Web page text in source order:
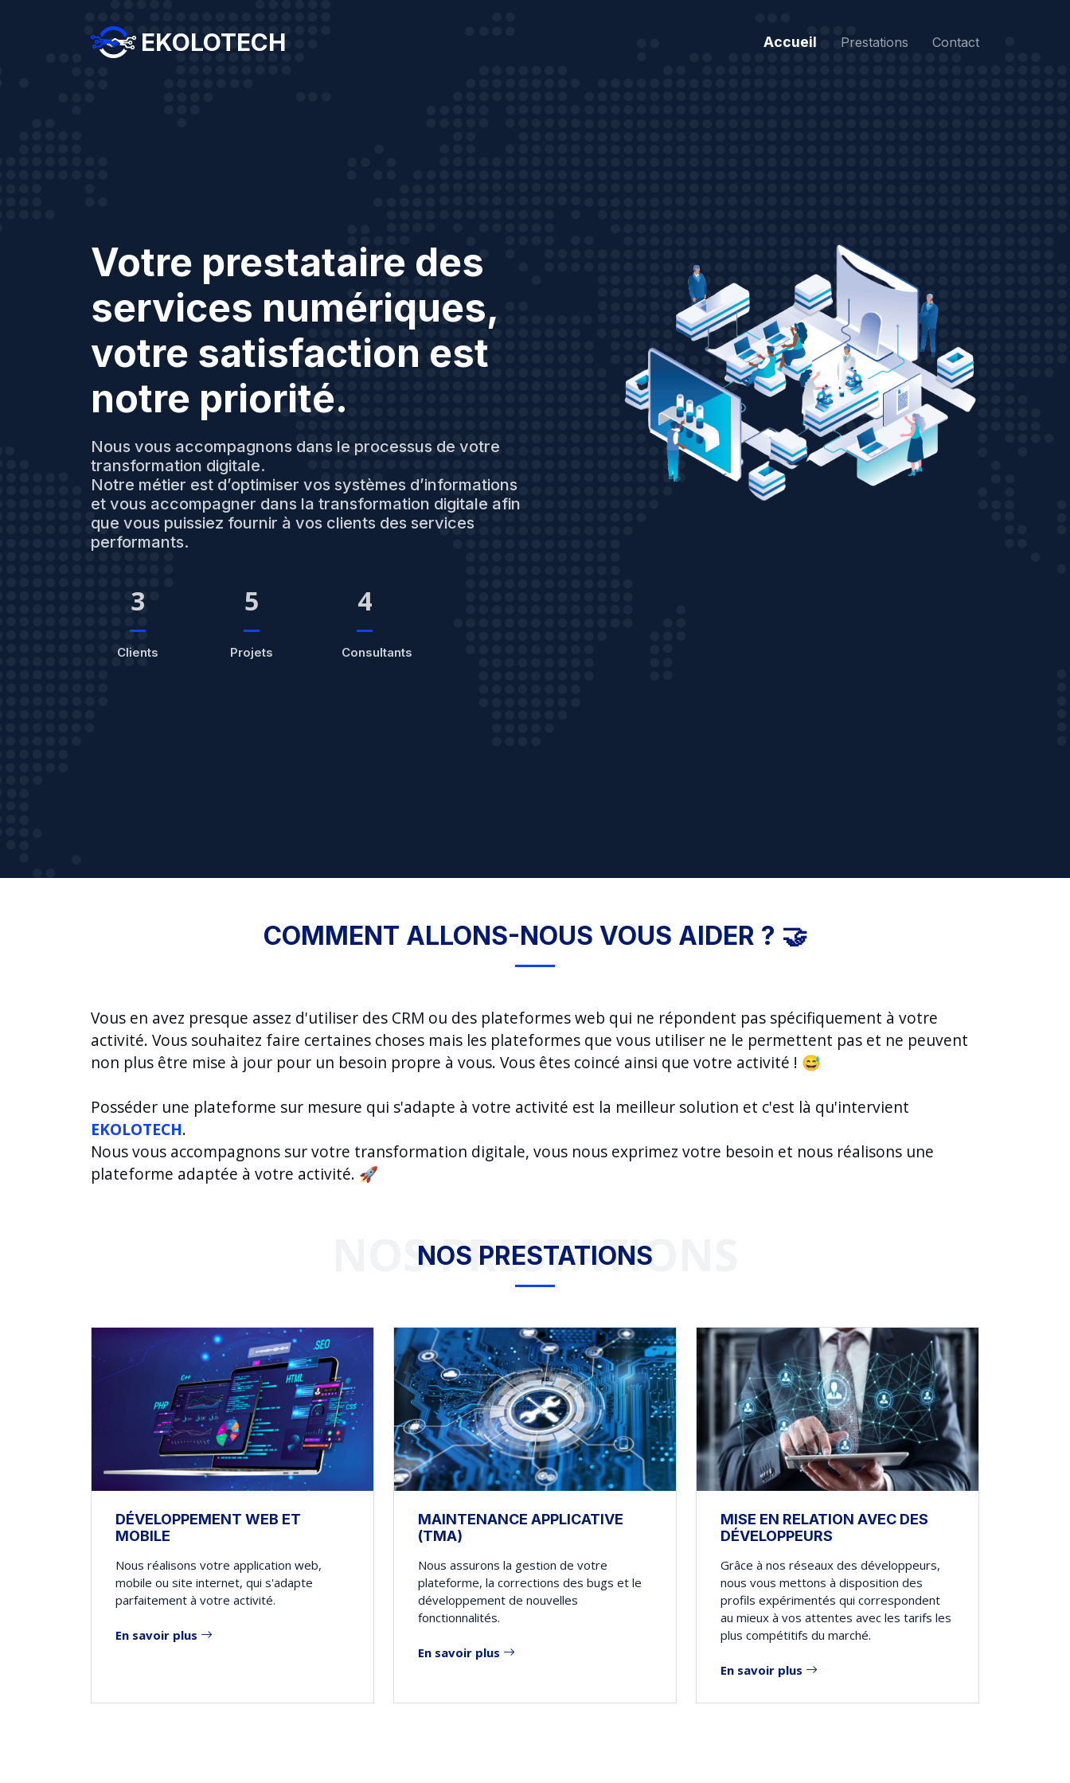
EKOLOTECH Accueil Prestations Contact
Votre prestataire des
services numériques,
votre satisfaction est
notre priorité.
Nous vous accompagnons dans le processus de votre
transformation digitale.
Notre métier est d’optimiser vos systèmes d’informations
et vous accompagner dans la transformation digitale afin
que vous puissiez fournir à vos clients des services
performants.
3
Clients
5
Projets
4
Consultants
COMMENT ALLONS-NOUS VOUS AIDER ? 🤝
Vous en avez presque assez d'utiliser des CRM ou des plateformes web qui ne répondent pas spécifiquement à votre
activité. Vous souhaitez faire certaines choses mais les plateformes que vous utiliser ne le permettent pas et ne peuvent
non plus être mise à jour pour un besoin propre à vous. Vous êtes coincé ainsi que votre activité ! 😅
Posséder une plateforme sur mesure qui s'adapte à votre activité est la meilleur solution et c'est là qu'intervient
EKOLOTECH.
Nous vous accompagnons sur votre transformation digitale, vous nous exprimez votre besoin et nous réalisons une
plateforme adaptée à votre activité. 🚀
NOS PRESTATIONS
NOS PRESTATIONS
DÉVELOPPEMENT WEB ET
MOBILE
Nous réalisons votre application web,
mobile ou site internet, qui s'adapte
parfaitement à votre activité.
En savoir plus
MAINTENANCE APPLICATIVE
(TMA)
Nous assurons la gestion de votre
plateforme, la corrections des bugs et le
développement de nouvelles
fonctionnalités.
En savoir plus
MISE EN RELATION AVEC DES
DÉVELOPPEURS
Grâce à nos réseaux des développeurs,
nous vous mettons à disposition des
profils expérimentés qui correspondent
au mieux à vos attentes avec les tarifs les
plus compétitifs du marché.
En savoir plus